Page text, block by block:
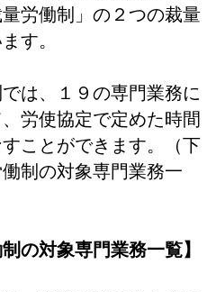
労働制」の２つの裁量
す。
は、１９の専門業務に
労使協定で定めた時間
ことができます。（下
制の対象専門業務一
の対象専門業務一覧】